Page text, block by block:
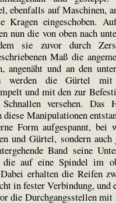
ebenfalls auf Maschinen,
Kragen eingeschoben.
nun die von oben nach
sie zuvor durch
Maß die
angenäht und an den
werden die Gürtel mit
und mit den zur
versehen. Das
diese Manipulationen
Form aufgespannt, bei
und Gürtel, sondern auch
Band seine
die auf eine Spindel im
erhalten die Reifen
in fester Verbindung, und
die Durchgangsstellen